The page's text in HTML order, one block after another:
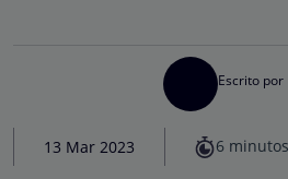
Escrito por
13 Mar 2023 6 minutos